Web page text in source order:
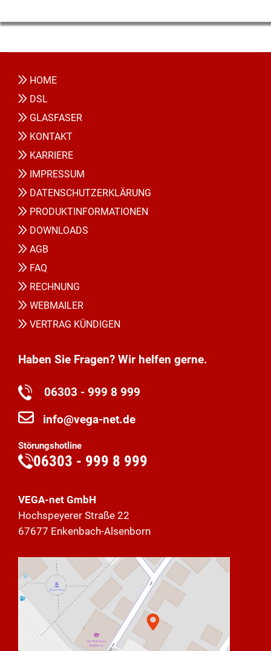
HOME
DSL
GLASFASER
KONTAKT
KARRIERE
IMPRESSUM
DATENSCHUTZERKLÄRUNG
PRODUKTINFORMATIONEN
DOWNLOADS
AGB
FAQ
RECHNUNG
WEBMAILER
VERTRAG KÜNDIGEN
Haben Sie Fragen? Wir helfen gerne.
06303 - 999 8 999
info@vega-net.de
Störungshotline
06303 - 999 8 999
VEGA-net GmbH
Hochspeyerer Straße 22
67677 Enkenbach-Alsenborn